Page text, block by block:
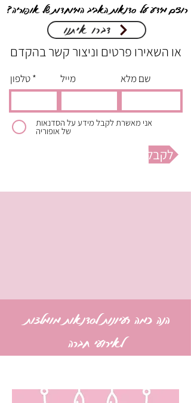
רוצים מידע על סדנאות האביב המיוחדות של אופוריה?
או השאירו פרטים וניצור קשר בהקדם
טלפון מייל שם מלא
דברו איתנו
אני מאשרת לקבל מידע על הסדנאות
של אופוריה
לקבלת מידע
הנה כמה רעיונות לסדנאות מומלצות
לאירועי חברה